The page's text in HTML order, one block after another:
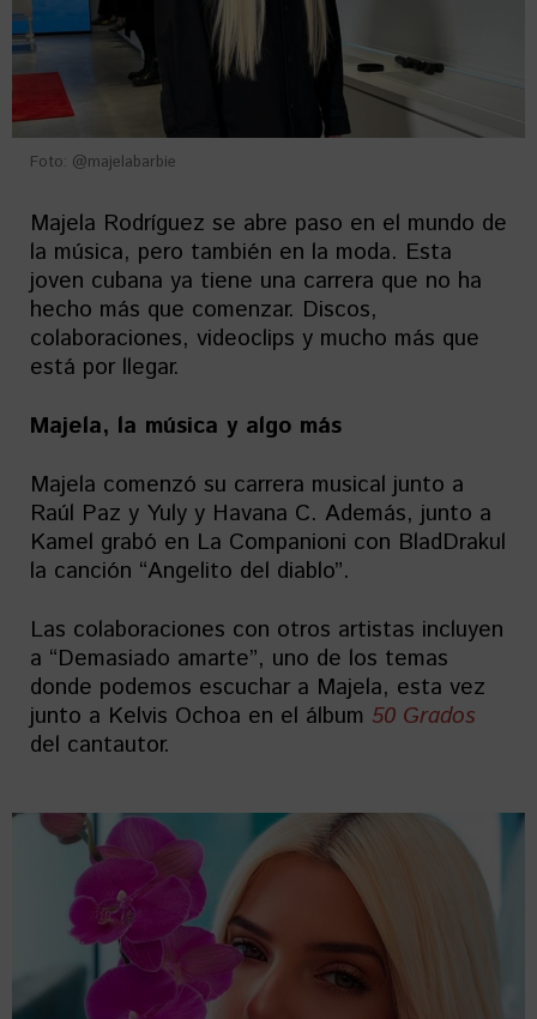
Foto: @majelabarbie
Majela Rodríguez se abre paso en el mundo de
la música, pero también en la moda. Esta
joven cubana ya tiene una carrera que no ha
hecho más que comenzar. Discos,
colaboraciones, videoclips y mucho más que
está por llegar.
Majela, la música y algo más
Majela comenzó su carrera musical junto a
Raúl Paz y Yuly y Havana C. Además, junto a
Kamel grabó en La Companioni con BladDrakul
la canción “Angelito del diablo”.
Las colaboraciones con otros artistas incluyen
a “Demasiado amarte”, uno de los temas
donde podemos escuchar a Majela, esta vez
junto a Kelvis Ochoa en el álbum 50 Grados
del cantautor.